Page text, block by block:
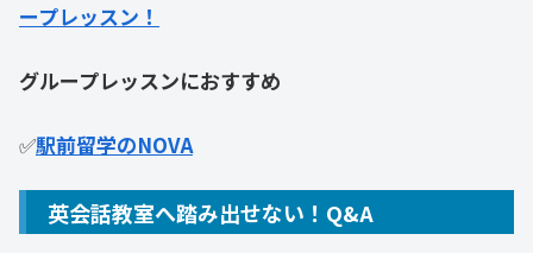
ープレッスン！
グループレッスンにおすすめ
✅駅前留学のNOVA
英会話教室へ踏み出せない！Q&A